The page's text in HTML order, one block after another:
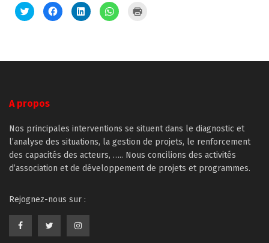
Cliquez
pour
partager
nouvelle
Cliquez
pour
partager
nouvelle
Cliquez
pour
partager
nouvelle
Cliquez
pour
nouvelle
A propos
Nos principales interventions se situent dans le diagnostic et
l’analyse des situations, la gestion de projets, le renforcement
des capacités des acteurs, ….. Nous concilions des activités
d’association et de développement de projets et programmes.
Rejognez-nous sur :